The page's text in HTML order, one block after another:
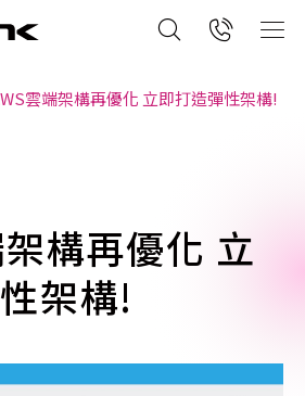
雲端架構再優化 立即打造彈性架構!
構再優化 立
架構!